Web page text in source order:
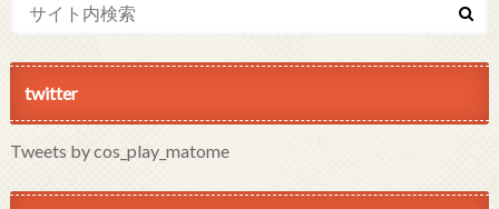
twitter
Tweets by cos_play_matome